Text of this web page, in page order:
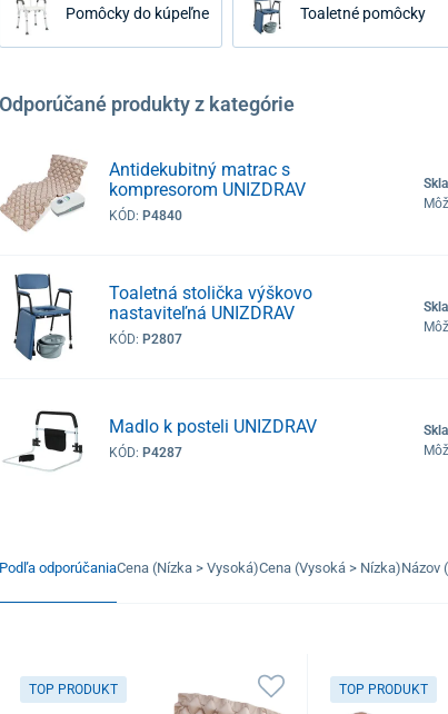
Pomôcky do kúpeľne Toaletné pomôcky
Odporúčané produkty z kategórie
Antidekubitný matrac s
kompresorom UNIZDRAV
KÓD: P4840
Toaletná stolička výškovo
nastaviteľná UNIZDRAV
KÓD: P2807
Madlo k posteli UNIZDRAV
KÓD: P4287
Podľa odporúčaniaCena (Nízka > Vysoká)Cena (Vysoká > Nízka)Názov
TOP PRODUKT TOP PRODUKT